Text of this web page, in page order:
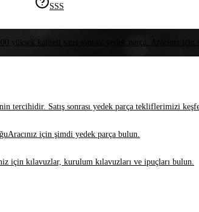
SSS
yüksek kaliteli satış sonrası yedek parça. Aracınız
tercihidir. Satış sonrası yedek parça tekliflerimizi
Aracınız için şimdi yedek parça bulun.
için kılavuzlar, kurulum kılavuzları ve ipuçları bulun.